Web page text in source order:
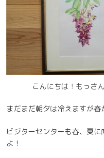
こんにちは！もっさん
まだまだ朝夕は冷えますが春
ビジターセンターも春、夏
よ！